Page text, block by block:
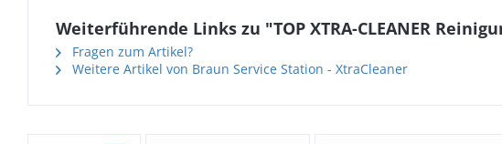
Weiterführende Links zu "TOP XTRA-CLEANER
Fragen zum Artikel?
Weitere Artikel von Braun Service Station - XtraCleaner